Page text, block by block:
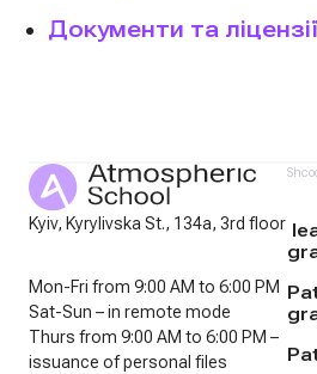
Документи та
Kyiv, Kyrylivska St., 134a, 3rd floor
Mon-Fri from 9:00 AM to 6:00 PM
Sat-Sun – in remote mode
Thurs from 9:00 AM to 6:00 PM –
issuance of personal files